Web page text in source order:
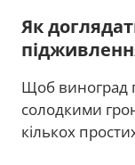
Як
Щоб виноград
солодкими
кількох